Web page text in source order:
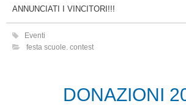
ANNUNCIATI I VINCITORI!!!
Eventi
festa scuole. contest
DONAZIONI